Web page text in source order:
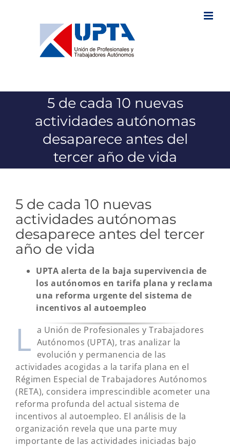
5 de cada 10 nuevas
actividades autónomas
desaparece antes del
tercer año de vida
5 de cada 10 nuevas
actividades autónomas
desaparece antes del tercer
año de vida
UPTA alerta de la baja supervivencia de
los autónomos en tarifa plana y reclama
una reforma urgente del sistema de
incentivos al autoempleo
L a Unión de Profesionales y Trabajadores
Autónomos (UPTA), tras analizar la
evolución y permanencia de las
actividades acogidas a la tarifa plana en el
Régimen Especial de Trabajadores Autónomos
(RETA), considera imprescindible acometer una
reforma profunda del actual sistema de
incentivos al autoempleo. El análisis de la
organización revela que una parte muy
importante de las actividades iniciadas bajo